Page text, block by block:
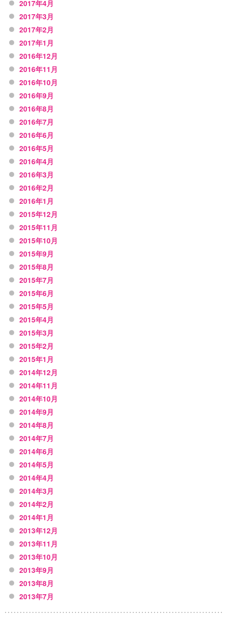
2017年4月
2017年3月
2017年2月
2017年1月
2016年12月
2016年11月
2016年10月
2016年9月
2016年8月
2016年7月
2016年6月
2016年5月
2016年4月
2016年3月
2016年2月
2016年1月
2015年12月
2015年11月
2015年10月
2015年9月
2015年8月
2015年7月
2015年6月
2015年5月
2015年4月
2015年3月
2015年2月
2015年1月
2014年12月
2014年11月
2014年10月
2014年9月
2014年8月
2014年7月
2014年6月
2014年5月
2014年4月
2014年3月
2014年2月
2014年1月
2013年12月
2013年11月
2013年10月
2013年9月
2013年8月
2013年7月